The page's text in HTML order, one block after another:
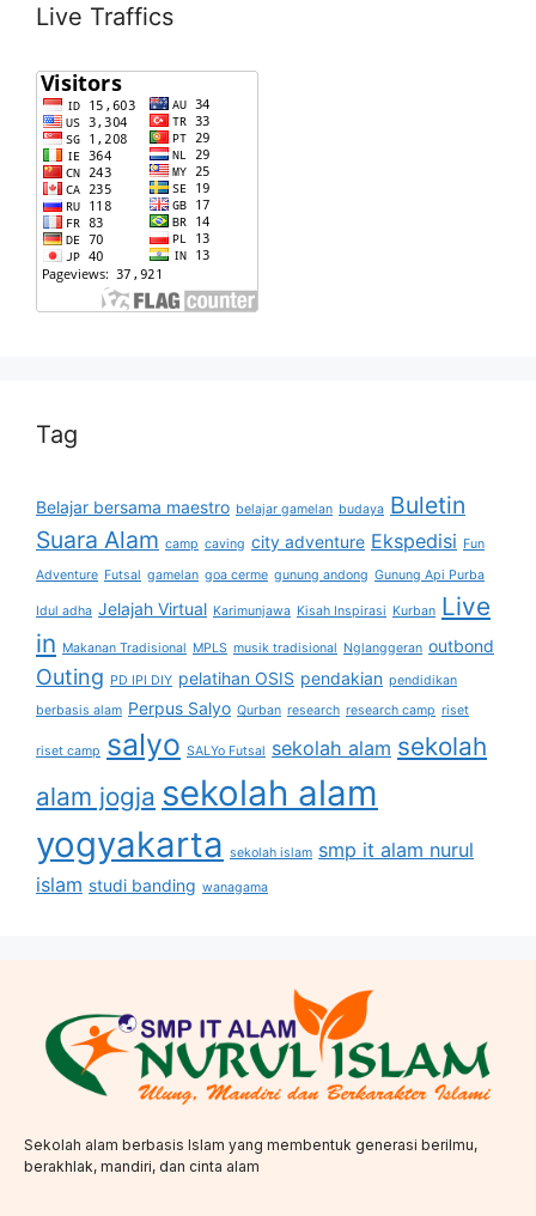
Live Traffics
Tag
Belajar bersama maestro belajar gamelan budaya Buletin
Suara Alam camp caving city adventure Ekspedisi Fun
Adventure Futsal gamelan goa cerme gunung andong Gunung Api Purba
Idul adha Jelajah Virtual Karimunjawa Kisah Inspirasi Kurban Live
in Makanan Tradisional MPLS musik tradisional Nglanggeran outbond
Outing PD IPI DIY pelatihan OSIS pendakian pendidikan
berbasis alam Perpus Salyo Qurban research research camp riset
riset camp salyo SALYo Futsal sekolah alam sekolah
alam jogja sekolah alam
yogyakarta sekolah islam smp it alam nurul
islam studi banding wanagama
Sekolah alam berbasis Islam yang membentuk generasi berilmu,
berakhlak, mandiri, dan cinta alam